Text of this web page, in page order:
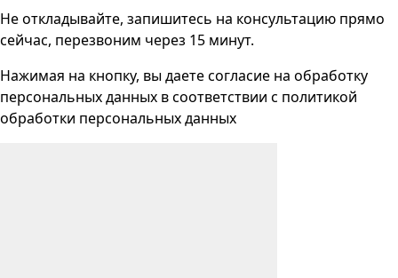
Не откладывайте, запишитесь на консультацию прямо
сейчас, перезвоним через 15 минут.
Нажимая на кнопку, вы даете согласие на обработку
персональных данных в соответствии с политикой
обработки персональных данных